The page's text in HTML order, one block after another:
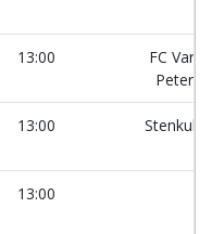
13:00
FC
13:00
13:00